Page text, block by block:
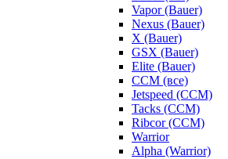
Vapor (Bauer)
Nexus (Bauer)
X (Bauer)
GSX (Bauer)
Elite (Bauer)
CCM (все)
Jetspeed (CCM)
Tacks (CCM)
Ribcor (CCM)
Warrior
Alpha (Warrior)